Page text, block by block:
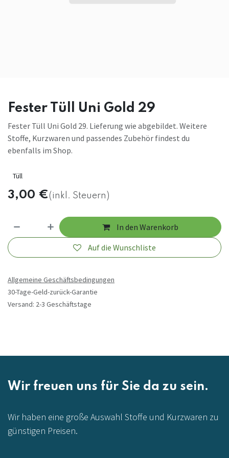
Fester Tüll Uni Gold 29
Fester Tüll Uni Gold 29. Lieferung wie abgebildet. Weitere
Stoffe, Kurzwaren und passendes Zubehör findest du
ebenfalls im Shop.
Tüll
3,00 €(inkl. Steuern)
In den Warenkorb
Auf die Wunschliste
Allgemeine Geschäftsbedingungen
30-Tage-Geld-zurück-Garantie
Versand: 2-3 Geschäftstage
Wir freuen uns für Sie da zu sein.
Wir haben eine große Auswahl Stoffe und Kurzwaren zu
günstigen Preisen.